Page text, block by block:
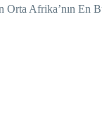
Orta Afrika’nın En